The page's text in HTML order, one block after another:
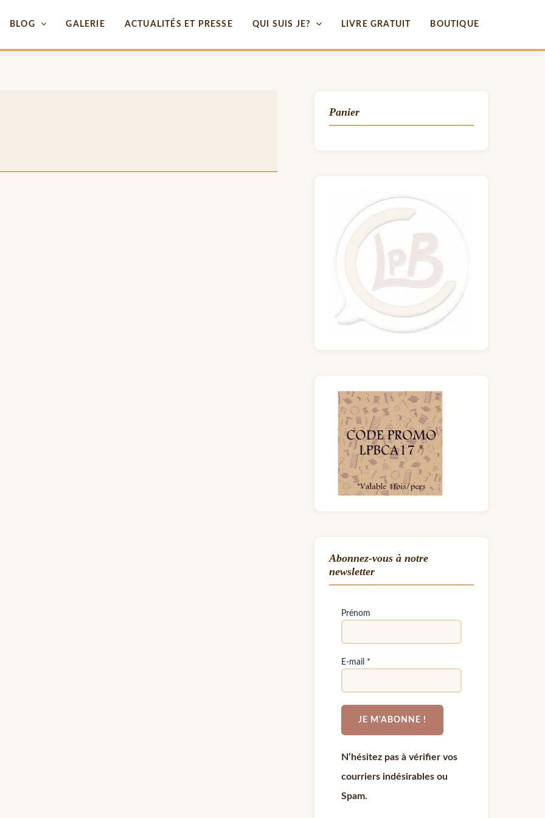
BLOG GALERIE ACTUALITÉS ET PRESSE QUI SUIS JE? LIVRE GRATUIT BOUTIQUE
Panier
Abonnez-vous à notre
newsletter
Prénom
E-mail *
N’hésitez pas à vérifier vos
courriers indésirables ou
Spam.